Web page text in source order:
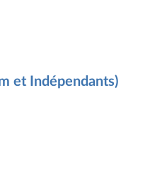
et Indépendants)